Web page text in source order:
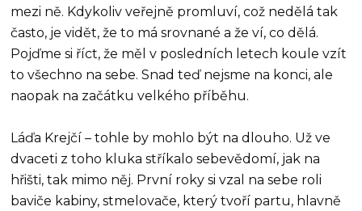
mezi ně. Kdykoliv veřejně promluví, což nedělá tak
často, je vidět, že to má srovnané a že ví, co dělá.
Pojďme si říct, že měl v posledních letech koule vzít
to všechno na sebe. Snad teď nejsme na konci, ale
naopak na začátku velkého příběhu.
Láďa Krejčí – tohle by mohlo být na dlouho. Už ve
dvaceti z toho kluka stříkalo sebevědomí, jak na
hřišti, tak mimo něj. První roky si vzal na sebe roli
baviče kabiny, stmelovače, který tvoří partu, hlavně